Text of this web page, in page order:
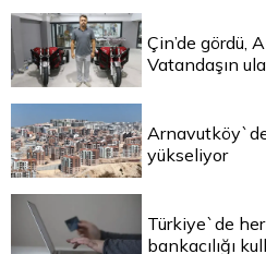
Çin’de gördü,
Vatandaşın
yükseliyor
Türkiye`de
bankacılığı